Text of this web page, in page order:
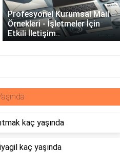
Profesyonel Kurumsal Mail
Örnekleri - İşletmeler İçin
Etkili İletişim..
›
kaç yaşında
kaç yaşında